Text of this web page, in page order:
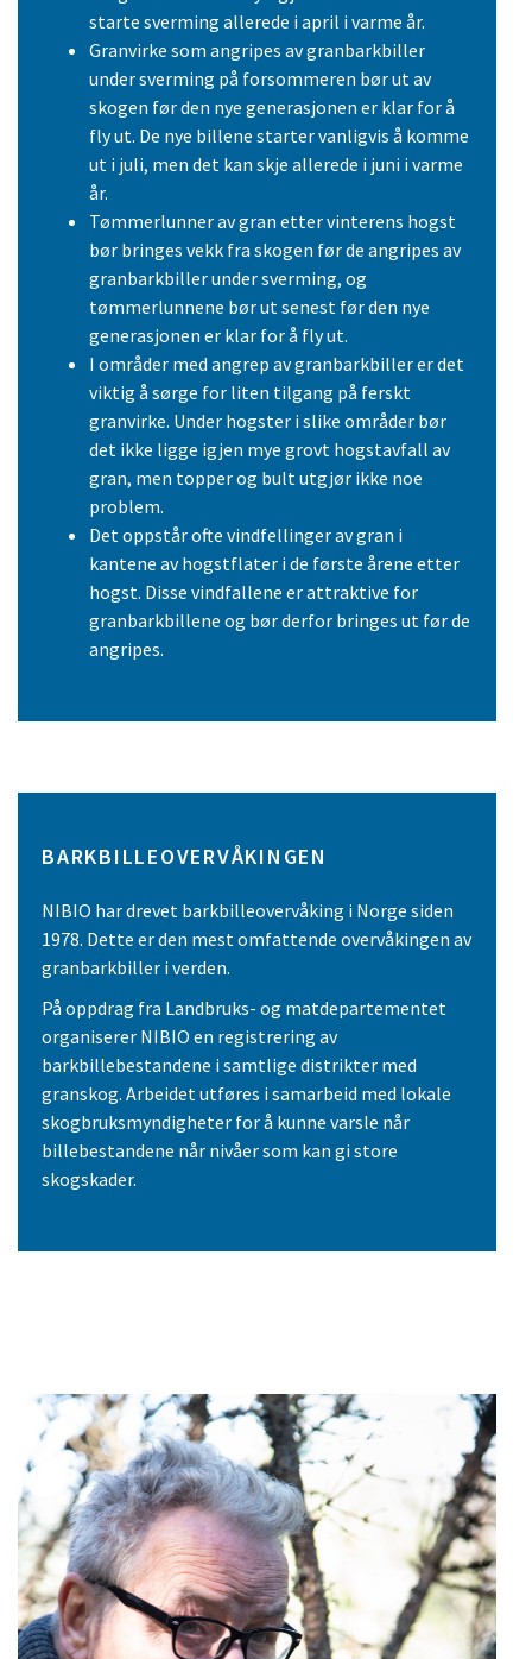
starte sverming allerede i april i varme år.
Granvirke som angripes av granbarkbiller
under sverming på forsommeren bør ut av
skogen før den nye generasjonen er klar for å
fly ut. De nye billene starter vanligvis å komme
ut i juli, men det kan skje allerede i juni i varme
år.
Tømmerlunner av gran etter vinterens hogst
bør bringes vekk fra skogen før de angripes av
granbarkbiller under sverming, og
tømmerlunnene bør ut senest før den nye
generasjonen er klar for å fly ut.
I områder med angrep av granbarkbiller er det
viktig å sørge for liten tilgang på ferskt
granvirke. Under hogster i slike områder bør
det ikke ligge igjen mye grovt hogstavfall av
gran, men topper og bult utgjør ikke noe
problem.
Det oppstår ofte vindfellinger av gran i
kantene av hogstflater i de første årene etter
hogst. Disse vindfallene er attraktive for
granbarkbillene og bør derfor bringes ut før de
angripes.
BARKBILLEOVERVÅKINGEN
NIBIO har drevet barkbilleovervåking i Norge siden
1978. Dette er den mest omfattende overvåkingen av
granbarkbiller i verden.
På oppdrag fra Landbruks- og matdepartementet
organiserer NIBIO en registrering av
barkbillebestandene i samtlige distrikter med
granskog. Arbeidet utføres i samarbeid med lokale
skogbruksmyndigheter for å kunne varsle når
billebestandene når nivåer som kan gi store
skogskader.